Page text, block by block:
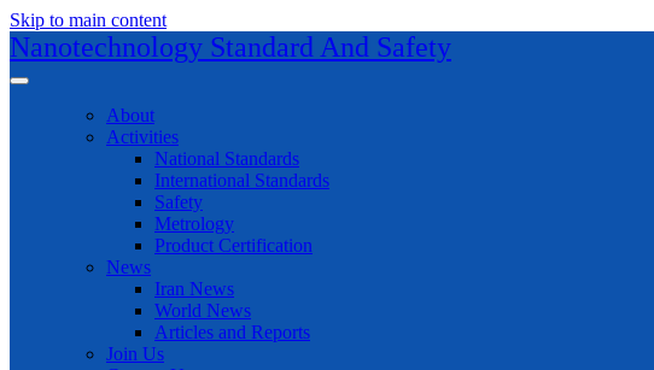
Skip to main content
Nanotechnology Standard And Safety
About
Activities
National Standards
International Standards
Safety
Metrology
Product Certification
News
Iran News
World News
Articles and Reports
Join Us